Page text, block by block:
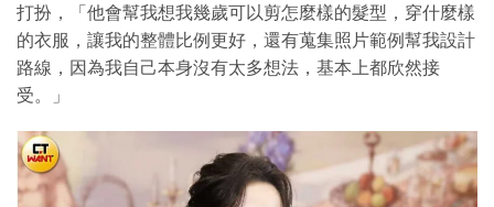
打扮，「他會幫我想我幾歲可以剪怎麼樣的髮型，穿什麼樣
的衣服，讓我的整體比例更好，還有蒐集照片範例幫我設計
路線，因為我自己本身沒有太多想法，基本上都欣然接
受。」